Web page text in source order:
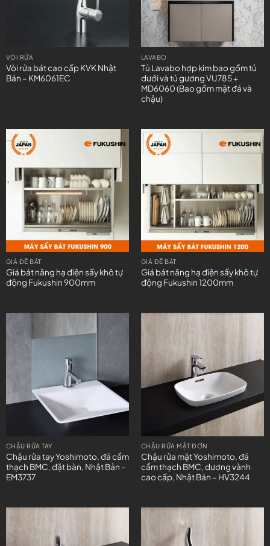
VÒI RỬA
Vòi rửa bát cao cấp KVK Nhật
Bản – KM6061EC
LAVABO
Tủ Lavabo hợp kim bao gồm tủ
dưới và tủ gương VU785 +
MD6060 (Bao gồm mặt đá và
chậu)
GIÁ ĐỂ BÁT
Giá bát nâng hạ điện sấy khô tự
động Fukushin 900mm
GIÁ ĐỂ BÁT
Giá bát nâng hạ điện sấy khô tự
động Fukushin 1200mm
CHẬU RỬA TAY
Chậu rửa tay Yoshimoto, đá cẩm
thạch BMC, đặt bàn, Nhật Bản –
EM3737
CHẬU RỬA MẶT ĐƠN
Chậu rửa mặt Yoshimoto, đá
cẩm thạch BMC, dương vành
cao cấp, Nhật Bản – HV3244